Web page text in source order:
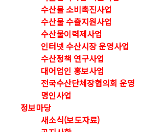
수산물 소비촉진사업
수산물 수출지원사업
수산물이력제사업
인터넷 수산시장 운영사업
수산정책 연구사업
대어업인 홍보사업
전국수산단체장협의회 운영
명인사업
정보마당
새소식(보도자료)